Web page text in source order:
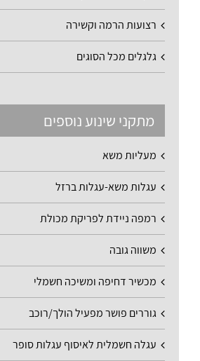
רצועות הרמה וקשירה
גלגלים מכל הסוגים
מתקני שינוע נוספים
מעליות משא
עגלות משא-עגלות ברזל
רמפה ניידת לפריקת מכולת
משווה גובה
מכשיר דחיפה ומשיכה חשמלי
גוררים פושר מפעיל הולך/רוכב
עגלה חשמלית לאיסוף עגלות סופר